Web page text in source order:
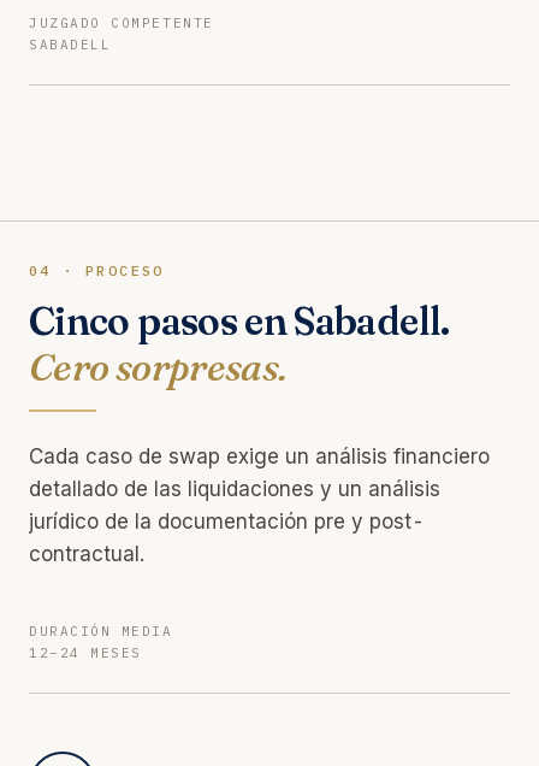
JUZGADO COMPETENTE
SABADELL
04 · PROCESO
Cinco pasos en Sabadell.
Cero sorpresas.
Cada caso de swap exige un análisis financiero
detallado de las liquidaciones y un análisis
jurídico de la documentación pre y post-
contractual.
DURACIÓN MEDIA
12–24 MESES